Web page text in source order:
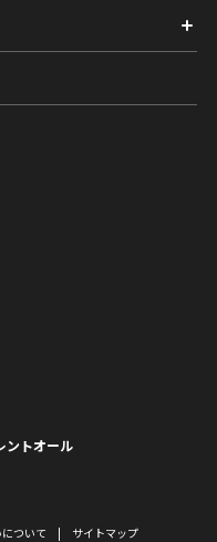
ントオール
ついて サイトマップ